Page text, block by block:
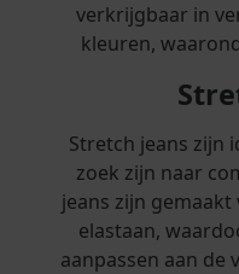
verkrijgbaar in
kleuren,
Stretch jeans zijn
zoek zijn naar
jeans zijn gemaakt
elastaan,
aanpassen aan de